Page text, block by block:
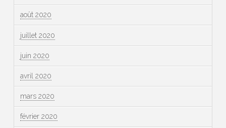
août 2020
juillet 2020
juin 2020
avril 2020
mars 2020
février 2020